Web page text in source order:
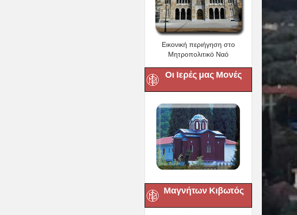
Εικονική περιήγηση στο
Μητροπολιτικό Ναό
Οι Ιερές μας Μονές
Μαγνήτων Κιβωτός